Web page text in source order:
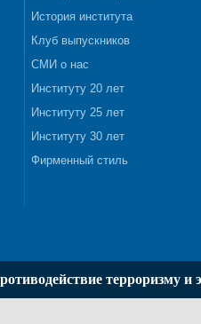
История института
Клуб выпускников
СМИ о нас
Институту 20 лет
Институту 25 лет
Институту 30 лет
Фирменный стиль
терроризму и